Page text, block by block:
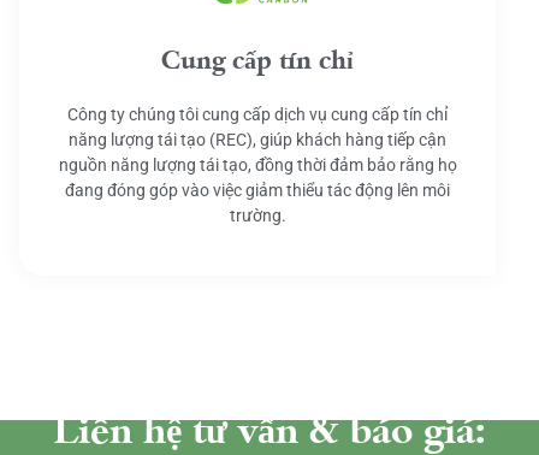
Cung cấp tín chỉ
Công ty chúng tôi cung cấp dịch vụ cung cấp tín chỉ
năng lượng tái tạo (REC), giúp khách hàng tiếp cận
nguồn năng lượng tái tạo, đồng thời đảm bảo rằng họ
đang đóng góp vào việc giảm thiểu tác động lên môi
trường.
Liên hệ tư vấn & báo giá: